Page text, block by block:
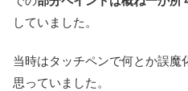
していました。
当時はタッチペンで何とか誤魔
思っていました。